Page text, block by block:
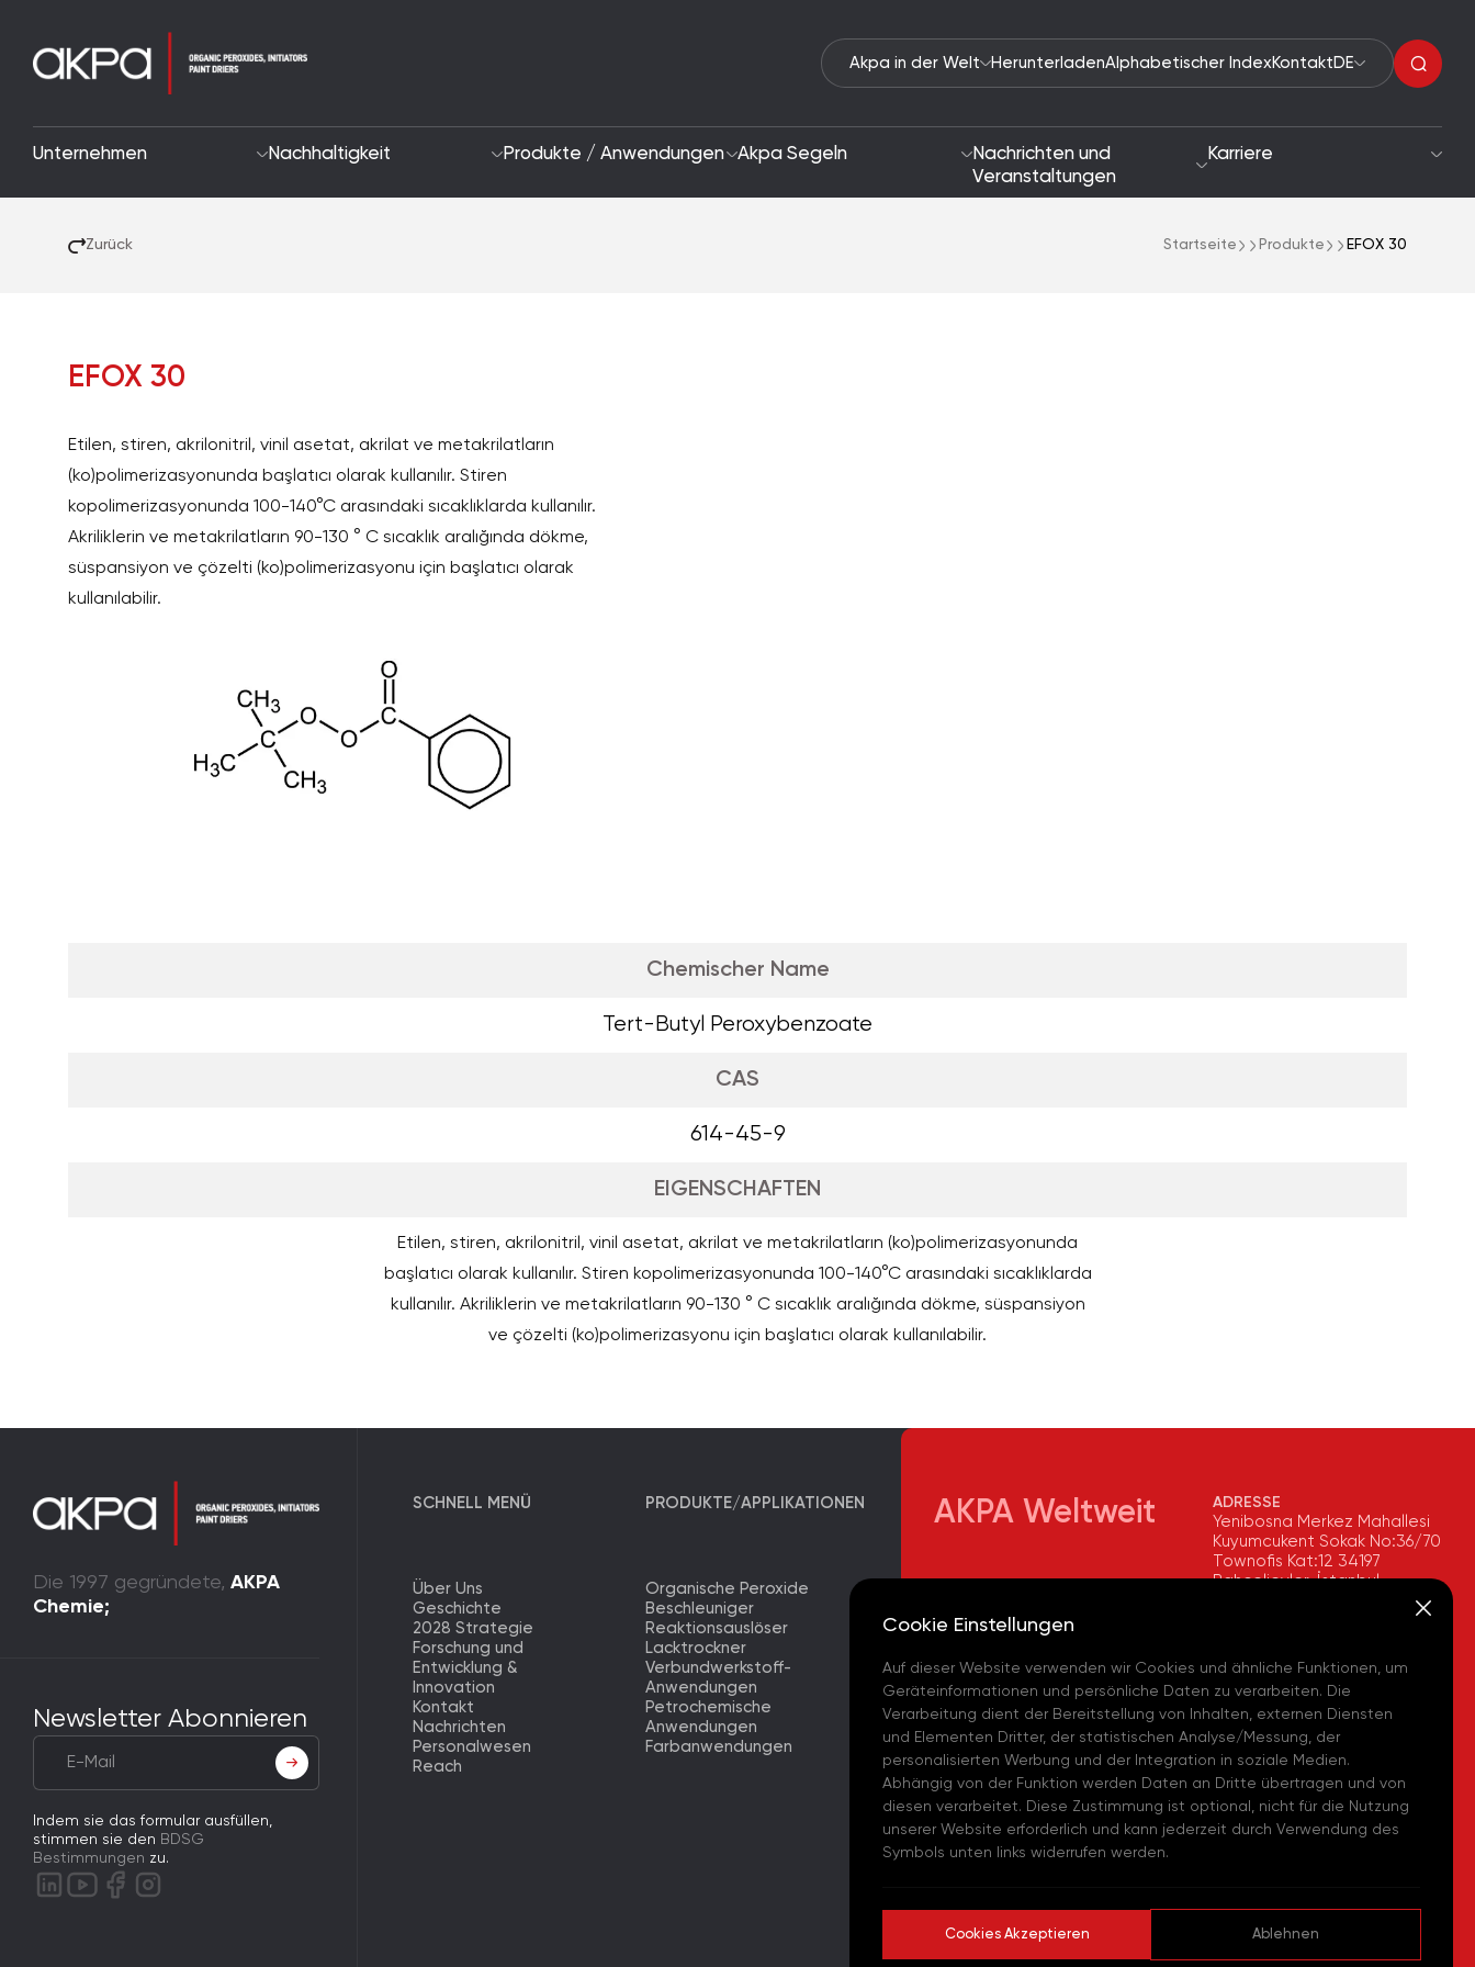
Akpa in der Welt HerunterladenAlphabetischer Index Kontakt DE
Unternehmen Nachhaltigkeit Produkte / Anwendungen Akpa Segeln
Nachrichten und
Veranstaltungen
Karriere
Zurück Startseite Produkte EFOX 30
EFOX 30
Etilen, stiren, akrilonitril, vinil asetat, akrilat ve metakrilatların
(ko)polimerizasyonunda başlatıcı olarak kullanılır. Stiren
kopolimerizasyonunda 100-140°C arasındaki sıcaklıklarda kullanılır.
Akriliklerin ve metakrilatların 90-130 ° C sıcaklık aralığında dökme,
süspansiyon ve çözelti (ko)polimerizasyonu için başlatıcı olarak
kullanılabilir.
Chemischer Name
Tert-Butyl Peroxybenzoate
CAS
614-45-9
EIGENSCHAFTEN
Etilen, stiren, akrilonitril, vinil asetat, akrilat ve metakrilatların (ko)polimerizasyonunda
başlatıcı olarak kullanılır. Stiren kopolimerizasyonunda 100-140°C arasındaki sıcaklıklarda
kullanılır. Akriliklerin ve metakrilatların 90-130 ° C sıcaklık aralığında dökme, süspansiyon
ve çözelti (ko)polimerizasyonu için başlatıcı olarak kullanılabilir.
Die 1997 gegründete, AKPA
Chemie;
Newsletter Abonnieren
Indem sie das formular ausfüllen,
stimmen sie den BDSG
Bestimmungen zu.
SCHNELL MENÜ
Über Uns
Geschichte
2028 Strategie
Forschung und
Entwicklung &
Innovation
Kontakt
Nachrichten
Personalwesen
Reach
PRODUKTE/APPLIKATIONEN
Organische Peroxide
Beschleuniger
Reaktionsauslöser
Lacktrockner
Verbundwerkstoff-
Anwendungen
Petrochemische
Anwendungen
Farbanwendungen
AKPA Weltweit
Fabrika - (TR)
AKPA Kimya, Avrupa Lojistik
Merkezi - (TR)
AKPA Chemicals US - (USA)
AKPA Chemical Iberia, S. L.
ADRESSE
Yenibosna Merkez Mahallesi
Kuyumcukent Sokak No:36/70
Townofis Kat:12 34197
Bahçelievler, İstanbul,
FAX
+90 212 580 55 21
E-MAIL
info@akpakimya.com
WEBSITE
https://akpakimya.com/
Cookie Einstellungen
Auf dieser Website verwenden wir Cookies und ähnliche Funktionen, um
Geräteinformationen und persönliche Daten zu verarbeiten. Die
Verarbeitung dient der Bereitstellung von Inhalten, externen Diensten
und Elementen Dritter, der statistischen Analyse/Messung, der
personalisierten Werbung und der Integration in soziale Medien.
Abhängig von der Funktion werden Daten an Dritte übertragen und von
diesen verarbeitet. Diese Zustimmung ist optional, nicht für die Nutzung
unserer Website erforderlich und kann jederzeit durch Verwendung des
Symbols unten links widerrufen werden.
Cookies Akzeptieren Ablehnen